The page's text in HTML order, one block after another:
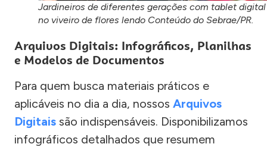
Jardineiros de diferentes gerações com tablet digital
no viveiro de flores lendo Conteúdo do Sebrae/PR.
Arquivos Digitais: Infográficos, Planilhas
e Modelos de Documentos
Para quem busca materiais práticos e
aplicáveis no dia a dia, nossos Arquivos
Digitais são indispensáveis. Disponibilizamos
infográficos detalhados que resumem